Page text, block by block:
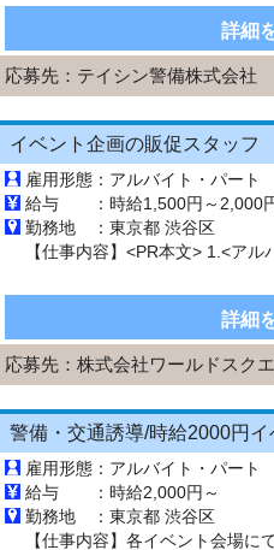
詳細
応募先： テイシン警備株式会社
イベント企画の販促スタッフ
雇用形態： アルバイト・パート
給与 ： 時給1,500円～2,000
勤務地 ： 東京都 渋谷区
詳細
応募先： 株式会社ワールドスク
雇用形態： アルバイト・パート
給与 ： 時給2,000円～
勤務地 ： 東京都 渋谷区